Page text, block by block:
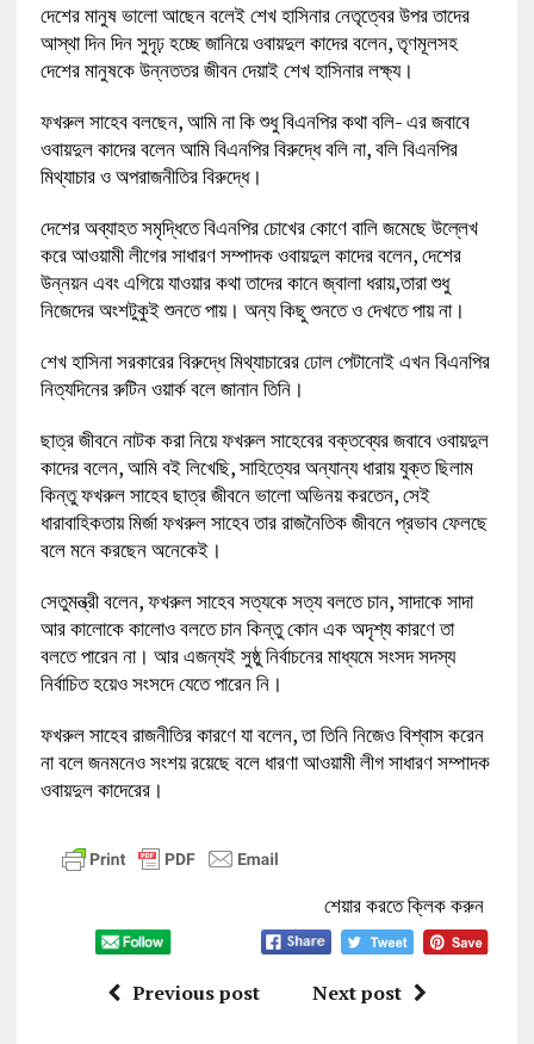
দেশের মানুষ ভালো আছেন বলেই শেখ হাসিনার নেতৃত্বের উপর তাদের
আস্থা দিন দিন সুদৃঢ় হচ্ছে জানিয়ে ওবায়দুল কাদের বলেন, তৃণমূলসহ
দেশের মানুষকে উন্নততর জীবন দেয়াই শেখ হাসিনার লক্ষ্য।
ফখরুল সাহেব বলছেন, আমি না কি শুধু বিএনপির কথা বলি- এর জবাবে
ওবায়দুল কাদের বলেন আমি বিএনপির বিরুদ্ধে বলি না, বলি বিএনপির
মিথ্যাচার ও অপরাজনীতির বিরুদ্ধে।
দেশের অব্যাহত সমৃদ্ধিতে বিএনপির চোখের কোণে বালি জমেছে উল্লেখ
করে আওয়ামী লীগের সাধারণ সম্পাদক ওবায়দুল কাদের বলেন, দেশের
উন্নয়ন এবং এগিয়ে যাওয়ার কথা তাদের কানে জ্বালা ধরায়,তারা শুধু
নিজেদের অংশটুকুই শুনতে পায়। অন্য কিছু শুনতে ও দেখতে পায় না।
শেখ হাসিনা সরকারের বিরুদ্ধে মিথ্যাচারের ঢোল পেটানোই এখন বিএনপির
নিত্যদিনের রুটিন ওয়ার্ক বলে জানান তিনি।
ছাত্র জীবনে নাটক করা নিয়ে ফখরুল সাহেবের বক্তব্যের জবাবে ওবায়দুল
কাদের বলেন, আমি বই লিখেছি, সাহিত্যের অন্যান্য ধারায় যুক্ত ছিলাম
কিন্তু ফখরুল সাহেব ছাত্র জীবনে ভালো অভিনয় করতেন, সেই
ধারাবাহিকতায় মির্জা ফখরুল সাহেব তার রাজনৈতিক জীবনে প্রভাব ফেলছে
বলে মনে করছেন অনেকেই।
সেতুমন্ত্রী বলেন, ফখরুল সাহেব সত্যকে সত্য বলতে চান, সাদাকে সাদা
আর কালোকে কালোও বলতে চান কিন্তু কোন এক অদৃশ্য কারণে তা
বলতে পারেন না। আর এজন্যই সুষ্ঠু নির্বাচনের মাধ্যমে সংসদ সদস্য
নির্বাচিত হয়েও সংসদে যেতে পারেন নি।
ফখরুল সাহেব রাজনীতির কারণে যা বলেন, তা তিনি নিজেও বিশ্বাস করেন
না বলে জনমনেও সংশয় রয়েছে বলে ধারণা আওয়ামী লীগ সাধারণ সম্পাদক
ওবায়দুল কাদেরের।
শেয়ার করতে ক্লিক করুন
Previous post Next post